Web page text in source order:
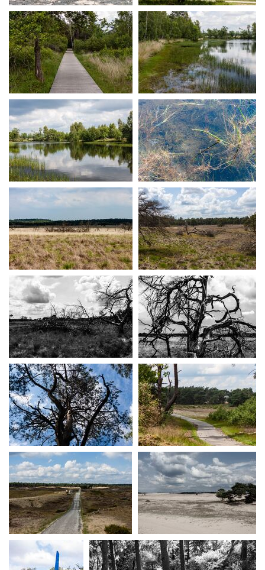
MG 3103 MG 3104
MG 3106 MG 3107
MG 3132 MG 3142
MG 3145 MG 3147
MG 3152 MG 3154
MG 3164 MG 3165
MG 3177 MG 3183